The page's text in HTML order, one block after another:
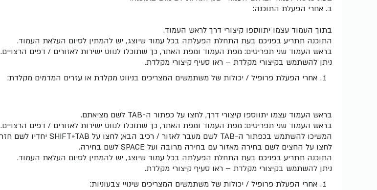
ב. אחרי הפעלת התוכנה:
בתוך העמוד עצמו יתווספו קיצורי דרך לראש העמוד.
התוכנה תתריע בפניכם בעת התחלת הפעלתה בכל עמוד שיוצג, יש להמתין לסיום העלאת העמוד.
בראש העמוד שני תפריטים: מפת העמוד ומפת האתר, כך שתוכלו לנווט ישירות לאזורים / דפים הרצויים.
ניתן להשתמש בקיצורי מקלדת – ראו סעיף קיצורי מקלדת.
אחרי הפעלת פרופיל / יכולות של משתמשים המצריכים בניווט מקלדת או עזרים המדמים מקלדת:
בראש העמוד עצמו יתווספו קיצורי דרך, לחצו על כפתור ה-TAB לשם מציאתם.
בראש העמוד שני תפריטים: מפת העמוד ומפת האתר, כך שתוכלו לנווט ישירות לאזורים / דפים הרצויים.
לחצו על החצים לשם בחירה מאזור עם בחירה מרובה ועל SPACE לשם בחירה.
התוכנה תתריע בפניכם בעת התחלת הפעלתה בכל עמוד שיוצג, יש להמתין לסיום העלאת העמוד.
ניתן להשתמש בקיצורי מקלדת – ראו סעיף קיצורי מקלדת.
אחרי הפעלת פרופיל / יכולות של משתמשים המצריכים שינויי צבעוניות: